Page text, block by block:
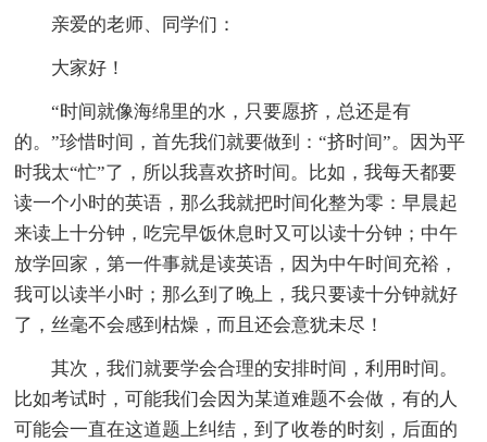
亲爱的老师、同学们：
大家好！
“时间就像海绵里的水，只要愿挤，总还是有
的。”珍惜时间，首先我们就要做到：“挤时间”。因为平
时我太“忙”了，所以我喜欢挤时间。比如，我每天都要
读一个小时的英语，那么我就把时间化整为零：早晨起
来读上十分钟，吃完早饭休息时又可以读十分钟；中午
放学回家，第一件事就是读英语，因为中午时间充裕，
我可以读半小时；那么到了晚上，我只要读十分钟就好
了，丝毫不会感到枯燥，而且还会意犹未尽！
其次，我们就要学会合理的安排时间，利用时间。
比如考试时，可能我们会因为某道难题不会做，有的人
可能会一直在这道题上纠结，到了收卷的时刻，后面的